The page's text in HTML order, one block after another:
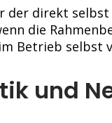
der direkt
die
Betrieb
und